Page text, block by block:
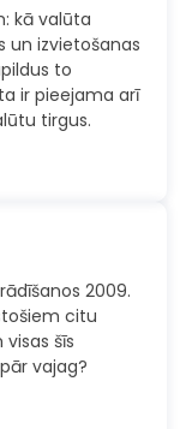
kā valūta
un izvietošanas
to
ir pieejama arī
tirgus.
2009.
citu
šīs
vajag?